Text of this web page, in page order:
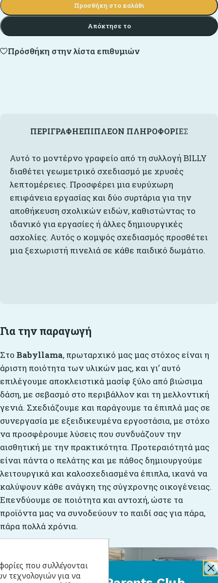
Προσθήκη στο καλάθι
Απόκτησε το
Πρόσθήκη στην λίστα επιθυμιών
ΠΕΡΙΓΡΑΦΉΕΠΙΠΛΈΟΝ ΠΛΗΡΟΦΟΡΊΕΣ
Αυτό το μοντέρνο γραφείο από τη συλλογή BILLY
διαθέτει γεωμετρικό σχεδιασμό με χρυσές
λεπτομέρειες. Προσφέρει μια ευρύχωρη
επιφάνεια εργασίας και δύο συρτάρια για την
αποθήκευση σχολικών ειδών, καθιστώντας το
ιδανικό για εργασίες ή άλλες δημιουργικές
ασχολίες. Αυτός ο κομψός σχεδιασμός προσθέτει
μια ξεχωριστή πινελιά σε κάθε παιδικό δωμάτιο.
Για την παραγωγή
Στο Babyllama, πρωταρχικό μας μας στόχος είναι η
άριστη ποιότητα των υλικών μας, και γι’ αυτό
επιλέγουμε αποκλειστικά μασίφ ξύλο από βιώσιμα
δάση, με σεβασμό στο περιβάλλον και τη μελλοντική
γενιά. Σχεδιάζουμε και παράγουμε τα έπιπλά μας σε
συνεργασία με εξειδικευμένα εργοστάσια, με στόχο
να προσφέρουμε λύσεις που συνδυάζουν την
αισθητική με την πρακτικότητα. Προτεραιότητά μας
είναι πάντα ο πελάτης και με πάθος δημιουργούμε
λειτουργικά και καλοσχεδιασμένα έπιπλα, ικανά να
καλύψουν κάθε ανάγκη της σύγχρονης οικογένειας.
Επενδύουμε σε ποιότητα και αντοχή, ώστε τα
προϊόντα μας να συνοδεύουν το παιδί σας για πάρα,
πάρα πολλά χρόνια.
που συλλέγονται
τεχνολογιών για να